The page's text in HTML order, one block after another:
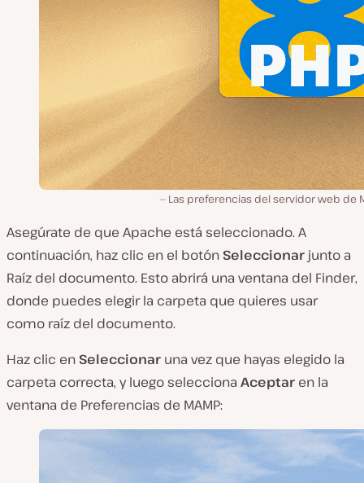
Las preferencias del servidor web de
Asegúrate de que Apache está seleccionado. A
continuación, haz clic en el botón Seleccionar junto a
Raíz del documento. Esto abrirá una ventana del Finder,
donde puedes elegir la carpeta que quieres usar
como raíz del documento.
Haz clic en Seleccionar una vez que hayas elegido la
carpeta correcta, y luego selecciona Aceptar en la
ventana de Preferencias de MAMP: